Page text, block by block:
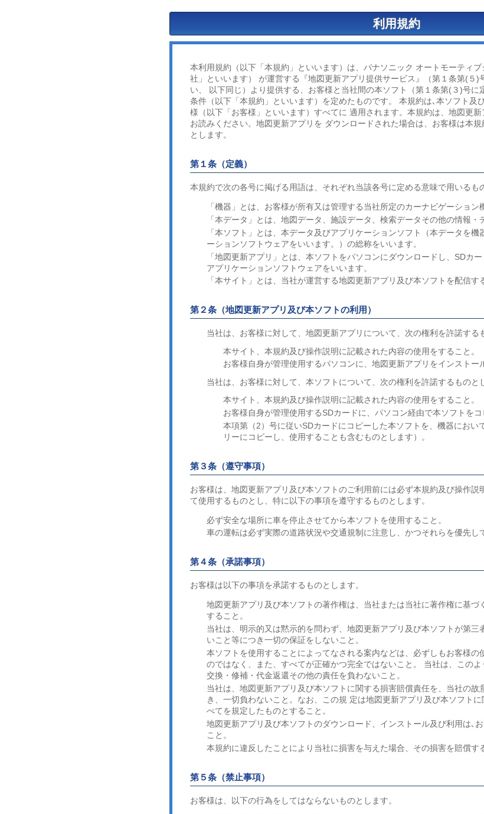
利用規約
本利用規約（以下「本規約」といいます）は、パナソニック オートモーティ
社」といいます） が運営する『地図更新アプリ提供サービス』（第１条第(５)
い、 以下同じ）より提供する、お客様と当社間の本ソフト（第１条第(３)号に
条件（以下「本規約」といいます）を定めたものです。 本規約は､本ソフト及
様（以下「お客様」といいます）すべてに 適用されます。本規約は、地図更
お読みください。地図更新アプリを ダウンロードされた場合は、お客様は本
とします。
第１条（定義）
本規約で次の各号に掲げる用語は、それぞれ当該各号に定める意味で用いるも
「機器」とは、お客様が所有又は管理する当社所定のカーナビゲーション
「本データ」とは、地図データ、施設データ、検索データその他の情報・
「本ソフト」とは、本データ及びアプリケーションソフト（本データを
ーションソフトウェアをいいます。）の総称をいいます。
「地図更新アプリ」とは、本ソフトをパソコンにダウンロードし、SDカ
アプリケーションソフトウェアをいいます。
「本サイト」とは、当社が運営する地図更新アプリ及び本ソフトを配信す
第２条（地図更新アプリ及び本ソフトの利用）
当社は、お客様に対して、地図更新アプリについて、次の権利を許諾する
本サイト、本規約及び操作説明に記載された内容の使用をすること。
お客様自身が管理使用するパソコンに、地図更新アプリをインストー
当社は、お客様に対して、本ソフトについて、次の権利を許諾するものと
本サイト、本規約及び操作説明に記載された内容の使用をすること。
お客様自身が管理使用するSDカードに、パソコン経由で本ソフトをコ
本項第（2）号に従いSDカードにコピーした本ソフトを、機器におい
リーにコピーし、使用することも含むものとします）。
第３条（遵守事項）
お客様は、地図更新アプリ及び本ソフトのご利用前には必ず本規約及び操作説
て使用するものとし、特に以下の事項を遵守するものとします。
必ず安全な場所に車を停止させてから本ソフトを使用すること。
車の運転は必ず実際の道路状況や交通規制に注意し、かつそれらを優先し
第４条（承諾事項）
お客様は以下の事項を承諾するものとします。
地図更新アプリ及び本ソフトの著作権は、当社または当社に著作権に基づ
すること。
当社は、明示的又は黙示的を問わず、地図更新アプリ及び本ソフトが第三
いこと等につき一切の保証をしないこと。
本ソフトを使用することによってなされる案内などは、必ずしもお客様の
のではなく、また、すべてが正確かつ完全ではないこと。 当社は、この
交換・修補・代金返還その他の責任を負わないこと。
当社は、地図更新アプリ及び本ソフトに関する損害賠償責任を、当社の故
き、一切負わないこと。なお、この規 定は地図更新アプリ及び本ソフト
べてを規定したものとすること。
地図更新アプリ及び本ソフトのダウンロード、インストール及び利用は､
こと。
本規約に違反したことにより当社に損害を与えた場合、その損害を賠償す
第５条（禁止事項）
お客様は、以下の行為をしてはならないものとします。